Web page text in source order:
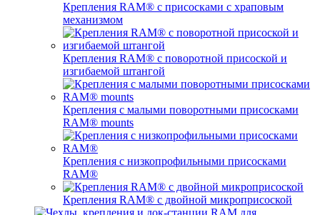
Крепления RAM® с присосками с храповым
механизмом
Крепления RAM® с поворотной присоской и
изгибаемой штангой
Крепления с малыми поворотными присосками
RAM® mounts
Крепления с низкопрофильными присосками
RAM®
Крепления RAM® с двойной микроприсоской